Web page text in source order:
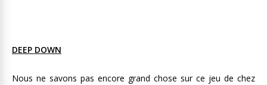
DEEP DOWN
Nous ne savons pas encore grand chose sur ce jeu de chez